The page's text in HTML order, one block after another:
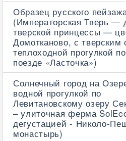
Образец русского
(Императорская Тверь —
тверской принцессы —
Домотканово, с тверским
теплоходной прогулкой
поезде «Ласточка»)
Солнечный город на
водной прогулкой по
Левитановскому озеру
– улиточная ферма
дегустацией - Николо-
монастырь)